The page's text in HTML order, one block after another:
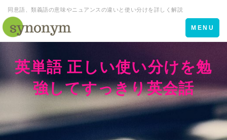
同意語、類義語の意味やニュアンスの違いと使い分けを詳しく解説
Toggle
navigation
MENU
英単語 正しい使い分けを勉
強してすっきり英会話